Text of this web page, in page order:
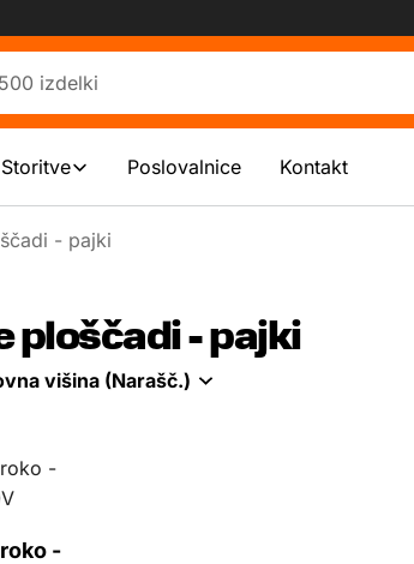
Storitve Poslovalnice Kontakt
- pajki
ploščadi - pajki
višina (Narašč.)
-